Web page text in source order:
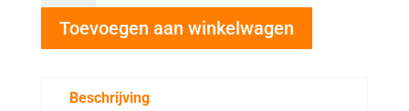
Corrigerende
zwart
Toevoegen aan winkelwagen
Beschrijving